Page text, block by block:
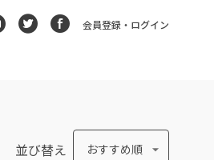
会員登録・ログイン
並び替え おすすめ順